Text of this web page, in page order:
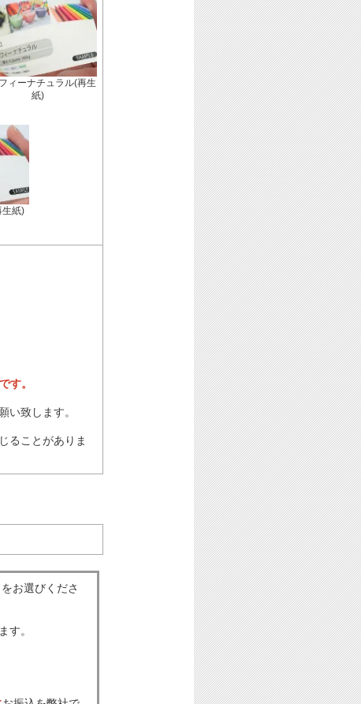
ィーナチュラル(再生
紙)
生紙)
す。
い致します。
ることがありま
をお選びくださ
す。